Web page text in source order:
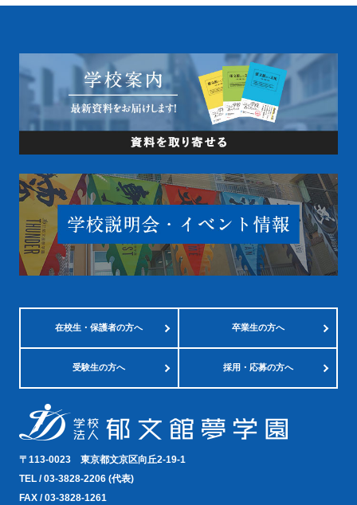
在校生・保護者の方へ 卒業生の方へ
受験生の方へ 採用・応募の方へ
〒113-0023 東京都文京区向丘2-19-1
TEL /03-3828-2206 (代表)
FAX / 03-3828-1261